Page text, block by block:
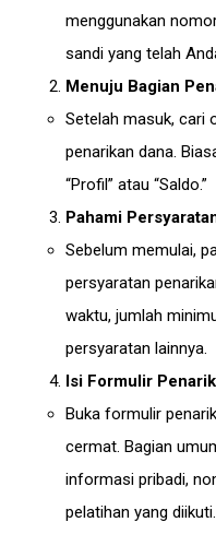
menggunakan
sandi yang telah
Menuju Bagian
Setelah masuk, cari
penarikan dana.
“Profil” atau “Saldo.”
Pahami
Sebelum memulai,
persyaratan
waktu, jumlah
persyaratan lainnya.
Isi Formulir
Buka formulir
cermat. Bagian
informasi pribadi,
pelatihan yang diikuti.